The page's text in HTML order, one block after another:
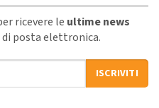
ricevere le ultime news
posta elettronica.
ISCRIVITI